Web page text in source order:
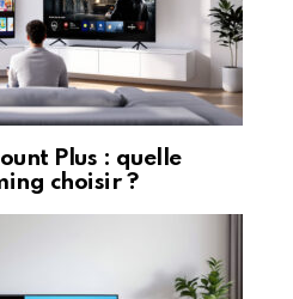
Plus : quelle
choisir ?